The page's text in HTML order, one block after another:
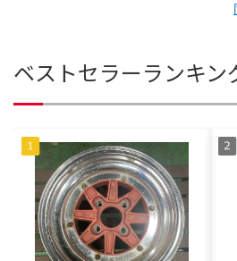
ベストセラーランキン